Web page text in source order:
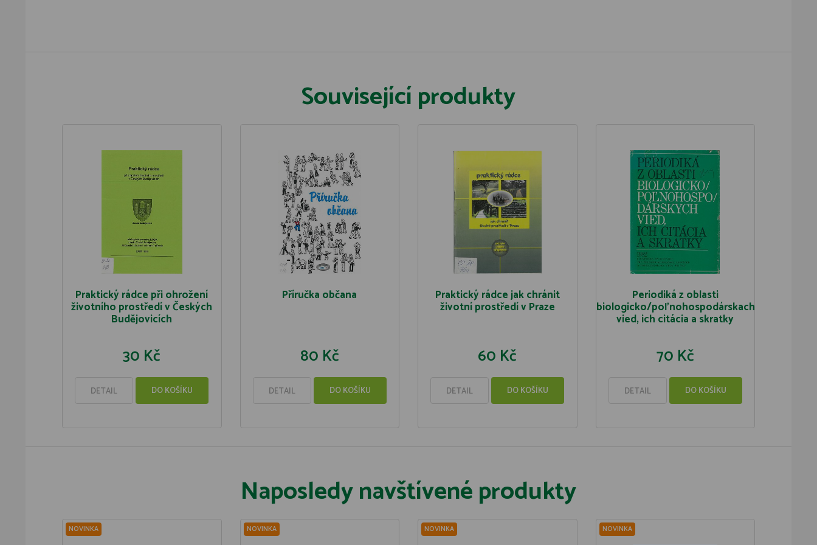
Související produkty
Praktický rádce při ohrožení
životního prostředí v Českých
Budějovicích
30 Kč
DETAIL DO KOŠÍKU
Příručka občana
80 Kč
DETAIL DO KOŠÍKU
Praktický rádce jak chránit
životní prostředí v Praze
60 Kč
DETAIL DO KOŠÍKU
Periodiká z oblasti
biologicko/poľnohospodárskach
vied, ich citácia a skratky
70 Kč
DETAIL DO KOŠÍKU
Naposledy navštívené produkty
NOVINKA NOVINKA NOVINKA NOVINKA